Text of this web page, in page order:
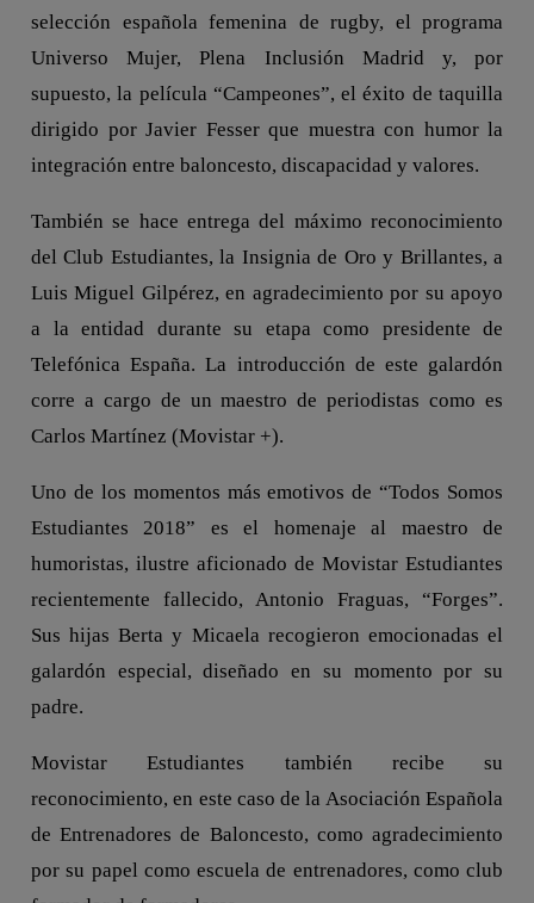
selección española femenina de rugby, el programa
Universo Mujer, Plena Inclusión Madrid y, por
supuesto, la película “Campeones”, el éxito de taquilla
dirigido por Javier Fesser que muestra con humor la
integración entre baloncesto, discapacidad y valores.
También se hace entrega del máximo reconocimiento
del Club Estudiantes, la Insignia de Oro y Brillantes, a
Luis Miguel Gilpérez, en agradecimiento por su apoyo
a la entidad durante su etapa como presidente de
Telefónica España. La introducción de este galardón
corre a cargo de un maestro de periodistas como es
Carlos Martínez (Movistar +).
Uno de los momentos más emotivos de “Todos Somos
Estudiantes 2018” es el homenaje al maestro de
humoristas, ilustre aficionado de Movistar Estudiantes
recientemente fallecido, Antonio Fraguas, “Forges”.
Sus hijas Berta y Micaela recogieron emocionadas el
galardón especial, diseñado en su momento por su
padre.
Movistar Estudiantes también recibe su
reconocimiento, en este caso de la Asociación Española
de Entrenadores de Baloncesto, como agradecimiento
por su papel como escuela de entrenadores, como club